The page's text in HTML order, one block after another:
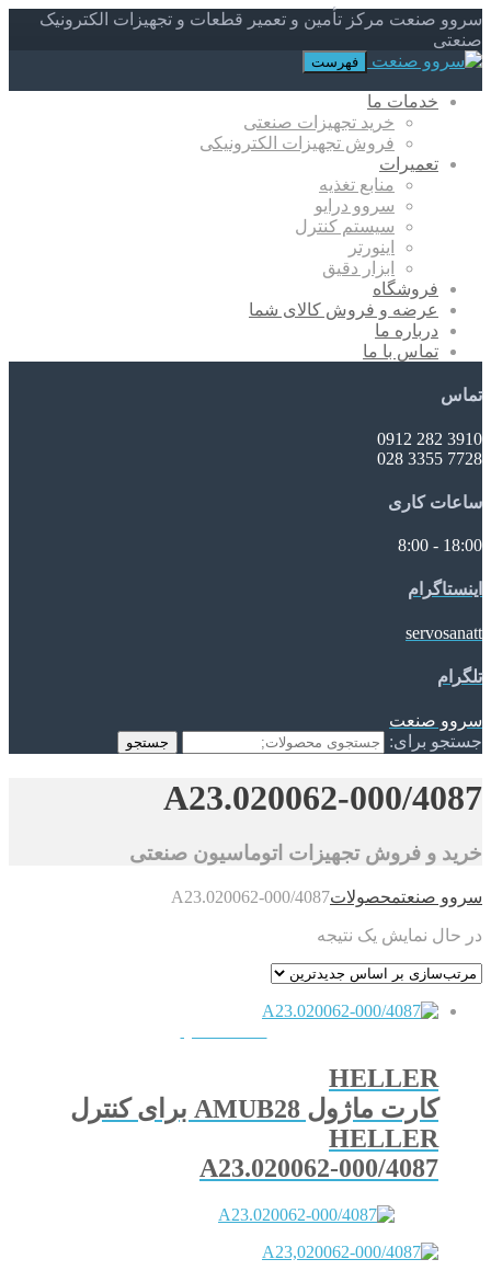
سروو صنعت مرکز تأمین و تعمیر قطعات و تجهیزات الکترونیک
صنعتی
فهرست
خدمات ما
خرید تجهیزات صنعتی
فروش تجهیزات الکترونیکی
تعمیرات
منابع تغذیه
سروو درایو
سیستم کنترل
اینورتر
ابزار دقیق
فروشگاه
عرضه و فروش کالای شما
درباره ما
تماس با ما
تماس
3910 282 0912
7728 3355 028
ساعات کاری
18:00 - 8:00
اینستاگرام
servosanatt
تلگرام
سروو صنعت
جستجو برای:
جستجو
A23.020062-000/4087
خرید و فروش تجهیزات اتوماسیون صنعتی
سروو صنعتمحصولاتA23.020062-000/4087
در حال نمایش یک نتیجه
HELLER
کارت ماژول AMUB28 برای کنترل
HELLER
A23.020062-000/4087